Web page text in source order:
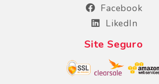
Facebook
LikedIn
Site Seguro